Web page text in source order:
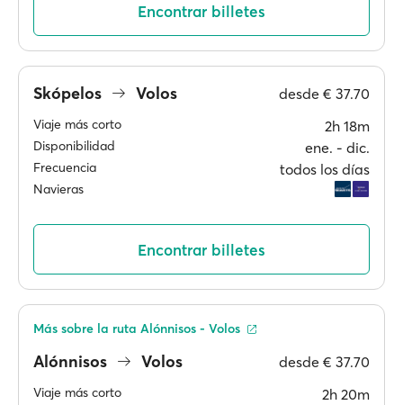
Encontrar billetes
Skópelos Volos desde € 37.70
Viaje más corto 2h 18m
Disponibilidad ene. ‐ dic.
Frecuencia todos los días
Navieras
Encontrar billetes
Alónnisos Volos desde € 37.70
Viaje más corto 2h 20m
Más sobre la ruta Alónnisos - Volos